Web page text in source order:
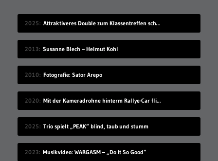
2025 Attraktiveres Double zum Klassentreffen schicken
2013 Susanne Blech – Helmut Kohl
2010 Fotografie: Sator Arepo
2020 Mit der Kameradrohne hinterm Rallye-Car fliegen
2025 Trio spielt „PEAK“ blind, taub und stumm
2023 Musikvideo: WARGASM – „Do It So Good“